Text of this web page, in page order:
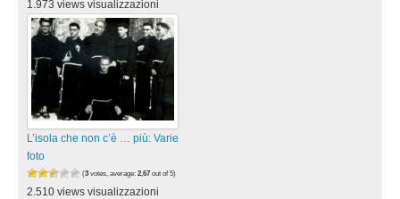
1.973 views visualizzazioni
L’isola che non c’è … più: Varie
foto
(3 votes, average: 2,67 out of 5)
2.510 views visualizzazioni